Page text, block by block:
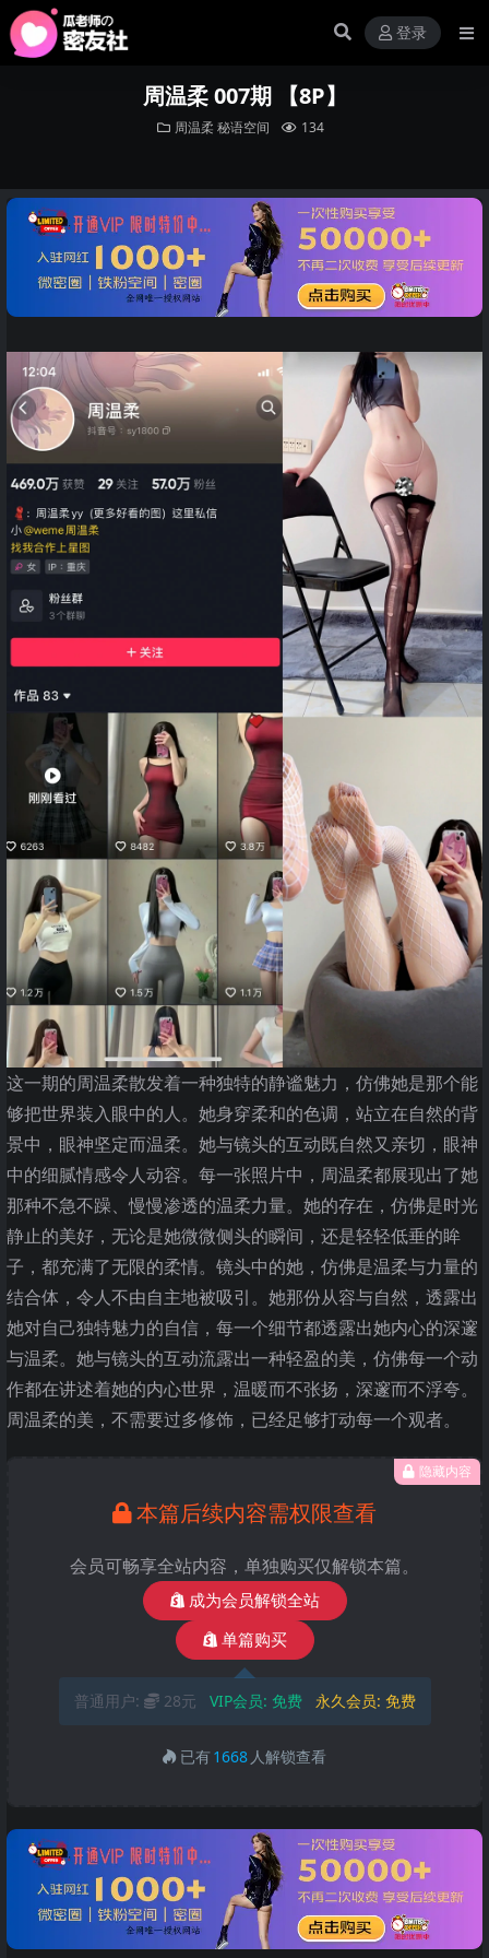
登录
周温柔 007期 【8P】
周温柔 秘语空间 134
这一期的周温柔散发着一种独特的静谧魅力，仿佛她是那个能
够把世界装入眼中的人。她身穿柔和的色调，站立在自然的背
景中，眼神坚定而温柔。她与镜头的互动既自然又亲切，眼神
中的细腻情感令人动容。每一张照片中，周温柔都展现出了她
那种不急不躁、慢慢渗透的温柔力量。她的存在，仿佛是时光
静止的美好，无论是她微微侧头的瞬间，还是轻轻低垂的眸
子，都充满了无限的柔情。镜头中的她，仿佛是温柔与力量的
结合体，令人不由自主地被吸引。她那份从容与自然，透露出
她对自己独特魅力的自信，每一个细节都透露出她内心的深邃
与温柔。她与镜头的互动流露出一种轻盈的美，仿佛每一个动
作都在讲述着她的内心世界，温暖而不张扬，深邃而不浮夸。
周温柔的美，不需要过多修饰，已经足够打动每一个观者。
隐藏内容
本篇后续内容需权限查看
会员可畅享全站内容，单独购买仅解锁本篇。
成为会员解锁全站
单篇购买
普通用户: 28元 VIP会员: 免费 永久会员: 免费
已有1668 人解锁查看